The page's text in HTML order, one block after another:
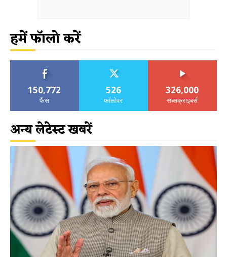
हमें फॉलो करें
150,772
फैंस
526
फॉलोवर
326,000
सब्सक्राइबर्स
अन्य लेटेस्ट खबरें